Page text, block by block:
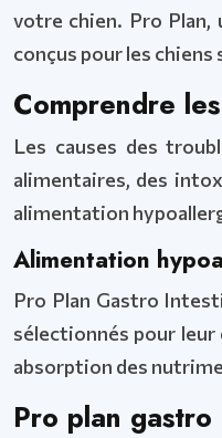
votre chien. Pro Plan,
conçus pour les chiens
Comprendre
Les causes des
alimentaires, des
alimentation
Alimentation
Pro Plan Gastro
sélectionnés pour
absorption des
Pro plan